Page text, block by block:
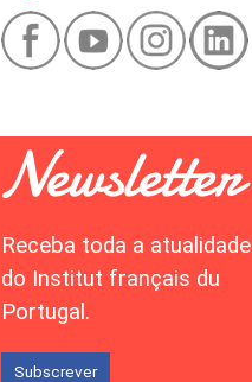
Receba toda a atualidade
do Institut français du
Portugal.
Subscrever